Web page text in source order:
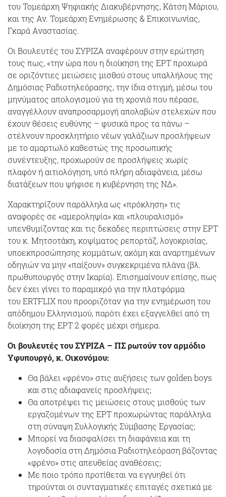
του Τομεάρχη Ψηφιακής Διακυβέρνησης, Κάτση Μάριου,
και της Αν. Τομεάρχη Ενημέρωσης & Επικοινωνίας,
Γκαρά Αναστασίας.
Οι Βουλευτές του ΣΥΡΙΖΑ αναφέρουν στην ερώτηση
τους πως, «την ώρα που η διοίκηση της ΕΡΤ προχωρά
σε οριζόντιες μειώσεις μισθού στους υπαλλήλους της
Δημόσιας Ραδιοτηλεόρασης, την ίδια στιγμή, μέσω του
μηνύματος απολογισμού για τη χρονιά που πέρασε,
αναγγέλλουν αναπροσαρμογή απολαβών στελεχών που
έχουν θέσεις ευθύνης – φυσικά προς τα πάνω –
στέλνουν προσκλητήριο νέων γαλάζιων προσλήψεων
με το αμαρτωλό καθεστώς της προσωπικής
συνέντευξης, προχωρούν σε προσλήψεις χωρίς
πλαφόν ή αιτιολόγηση, υπό πλήρη αδιαφάνεια, μέσω
διατάξεων που ψήφισε η κυβέρνηση της ΝΔ».
Χαρακτηρίζουν παράλληλα ως «πρόκληση» τις
αναφορές σε «αμεροληψία» και «πλουραλισμό»
υπενθυμίζοντας και τις δεκάδες περιπτώσεις στην ΕΡΤ
του κ. Μητσοτάκη, κοψίματος ρεπορτάζ, λογοκρισίας,
υποεκπροσώπησης κομμάτων, ακόμη και αναρτημένων
οδηγιών να μην «παίξουν» συγκεκριμένα πλάνα (βλ.
πρωθυπουργός στην Ικαρία). Επισημαίνουν επίσης, πως
δεν έχει γίνει το παραμικρό για την πλατφόρμα
του ERTFLIX που προοριζόταν για την ενημέρωση του
απόδημου Ελληνισμού, παρότι έχει εξαγγελθεί από τη
διοίκηση της ΕΡΤ 2 φορές μέχρι σήμερα.
Οι βουλευτές του ΣΥΡΙΖΑ – ΠΣ ρωτούν τον αρμόδιο
Υφυπουργό, κ. Οικονόμου:
Θα βάλει «φρένο» στις αυξήσεις των golden boys
και στις αδιαφανείς προσλήψεις;
Θα αποτρέψει τις μειώσεις στους μισθούς των
εργαζομένων της ΕΡΤ προχωρώντας παράλληλα
στη σύναψη Συλλογικής Σύμβασης Εργασίας;
Μπορεί να διασφαλίσει τη διαφάνεια και τη
λογοδοσία στη Δημόσια Ραδιοτηλεόραση βάζοντας
«φρένο» στις απευθείας αναθέσεις;
Με ποιο τρόπο προτίθεται να εγγυηθεί ότι
τηρούνται οι συνταγματικές επιταγές σχετικά με